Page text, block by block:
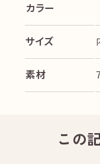
カラー
サイズ
素材
この